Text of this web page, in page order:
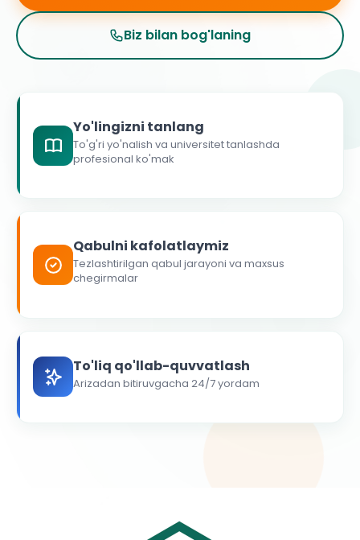
Biz bilan bog'laning
Yo'lingizni tanlang
To'g'ri yo'nalish va universitet tanlashda
profesional ko'mak
Qabulni kafolatlaymiz
Tezlashtirilgan qabul jarayoni va maxsus
chegirmalar
To'liq qo'llab-quvvatlash
Arizadan bitiruvgacha 24/7 yordam